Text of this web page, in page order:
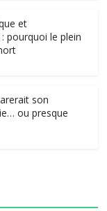
et
pourquoi le plein
son
ou presque